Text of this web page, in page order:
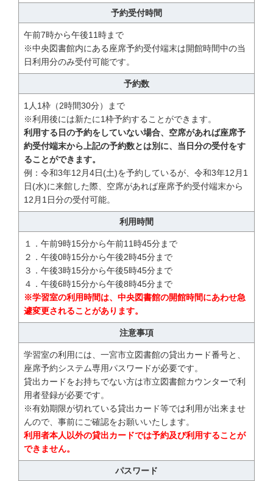
予約受付時間
午前7時から午後11時まで
※中央図書館内にある座席予約受付端末は開館時間中の当
日利用分のみ受付可能です。
予約数
1人1枠（2時間30分）まで
※利用後には新たに1枠予約することができます。
利用する日の予約をしていない場合、空席があれば座席予
約受付端末から上記の予約数とは別に、当日分の受付をす
ることができます。
例：令和3年12月4日(土)を予約しているが、令和3年12月1
日(水)に来館した際、空席があれば座席予約受付端末から
12月1日分の受付可能。
利用時間
１．午前9時15分から午前11時45分まで
２．午後0時15分から午後2時45分まで
３．午後3時15分から午後5時45分まで
４．午後6時15分から午後8時45分まで
※学習室の利用時間は、中央図書館の開館時間にあわせ急
遽変更されることがあります。
注意事項
学習室の利用には、一宮市立図書館の貸出カード番号と、
座席予約システム専用パスワードが必要です。
貸出カードをお持ちでない方は市立図書館カウンターで利
用者登録が必要です。
※有効期限が切れている貸出カード等では利用が出来ませ
んので、事前にご確認をお願いいたします。
利用者本人以外の貸出カードでは予約及び利用することが
できません。
パスワード